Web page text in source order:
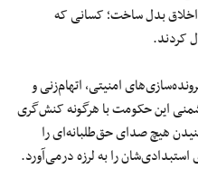
بدل ساخت؛ کسانی که
کردند.
امنیتی، اتهام‌زنی و
این حکومت با هرگونه کنش‌گری
هیچ صدای حق‌طلبانه‌ای را
را به لرزه درمی‌آورد.